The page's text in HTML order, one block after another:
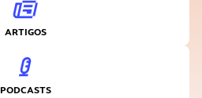
ARTIGOS
PODCASTS